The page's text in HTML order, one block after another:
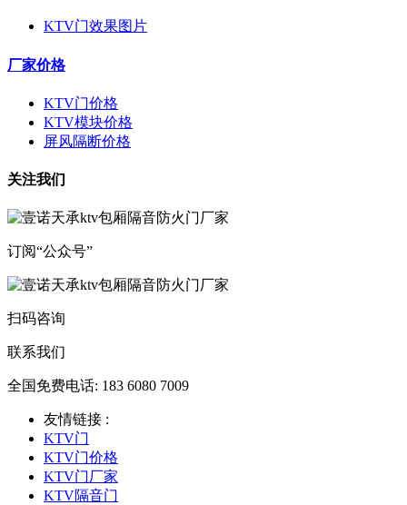
KTV门效果图片
厂家价格
KTV门价格
KTV模块价格
屏风隔断价格
关注我们
订阅“公众号”
扫码咨询
联系我们
全国免费电话: 183 6080 7009
友情链接 :
KTV门
KTV门价格
KTV门厂家
KTV隔音门